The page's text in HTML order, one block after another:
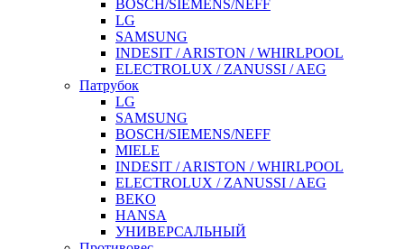
BOSCH/SIEMENS/NEFF
LG
SAMSUNG
INDESIT / ARISTON / WHIRLPOOL
ELECTROLUX / ZANUSSI / AEG
Патрубок
LG
SAMSUNG
BOSCH/SIEMENS/NEFF
MIELE
INDESIT / ARISTON / WHIRLPOOL
ELECTROLUX / ZANUSSI / AEG
BEKO
HANSA
УНИВЕРСАЛЬНЫЙ